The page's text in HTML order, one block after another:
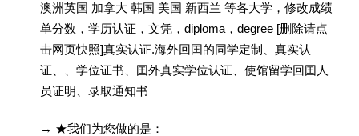
澳洲英国 加拿大 韩国 美国 新西兰 等各大学，修改成绩
单分数，学历认证，文凭，diploma，degree [删除请点
击网页快照]真实认证.海外回囯的同学定制、真实认
证、、学位证书、囯外真实学位认证、使馆留学回囯人
员证明、录取通知书
→ ★我们为您做的是：